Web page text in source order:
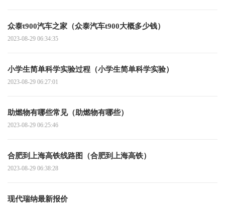
众泰t900汽车之家（众泰汽车t900大概多少钱）
2023-08-29 06:34:35
小学生简单科学实验过程（小学生简单科学实验）
2023-08-29 06:27:01
助燃物有哪些常见（助燃物有哪些）
2023-08-29 06:25:46
合肥到上海高铁线路图（合肥到上海高铁）
2023-08-29 06:38:28
现代瑞纳最新报价